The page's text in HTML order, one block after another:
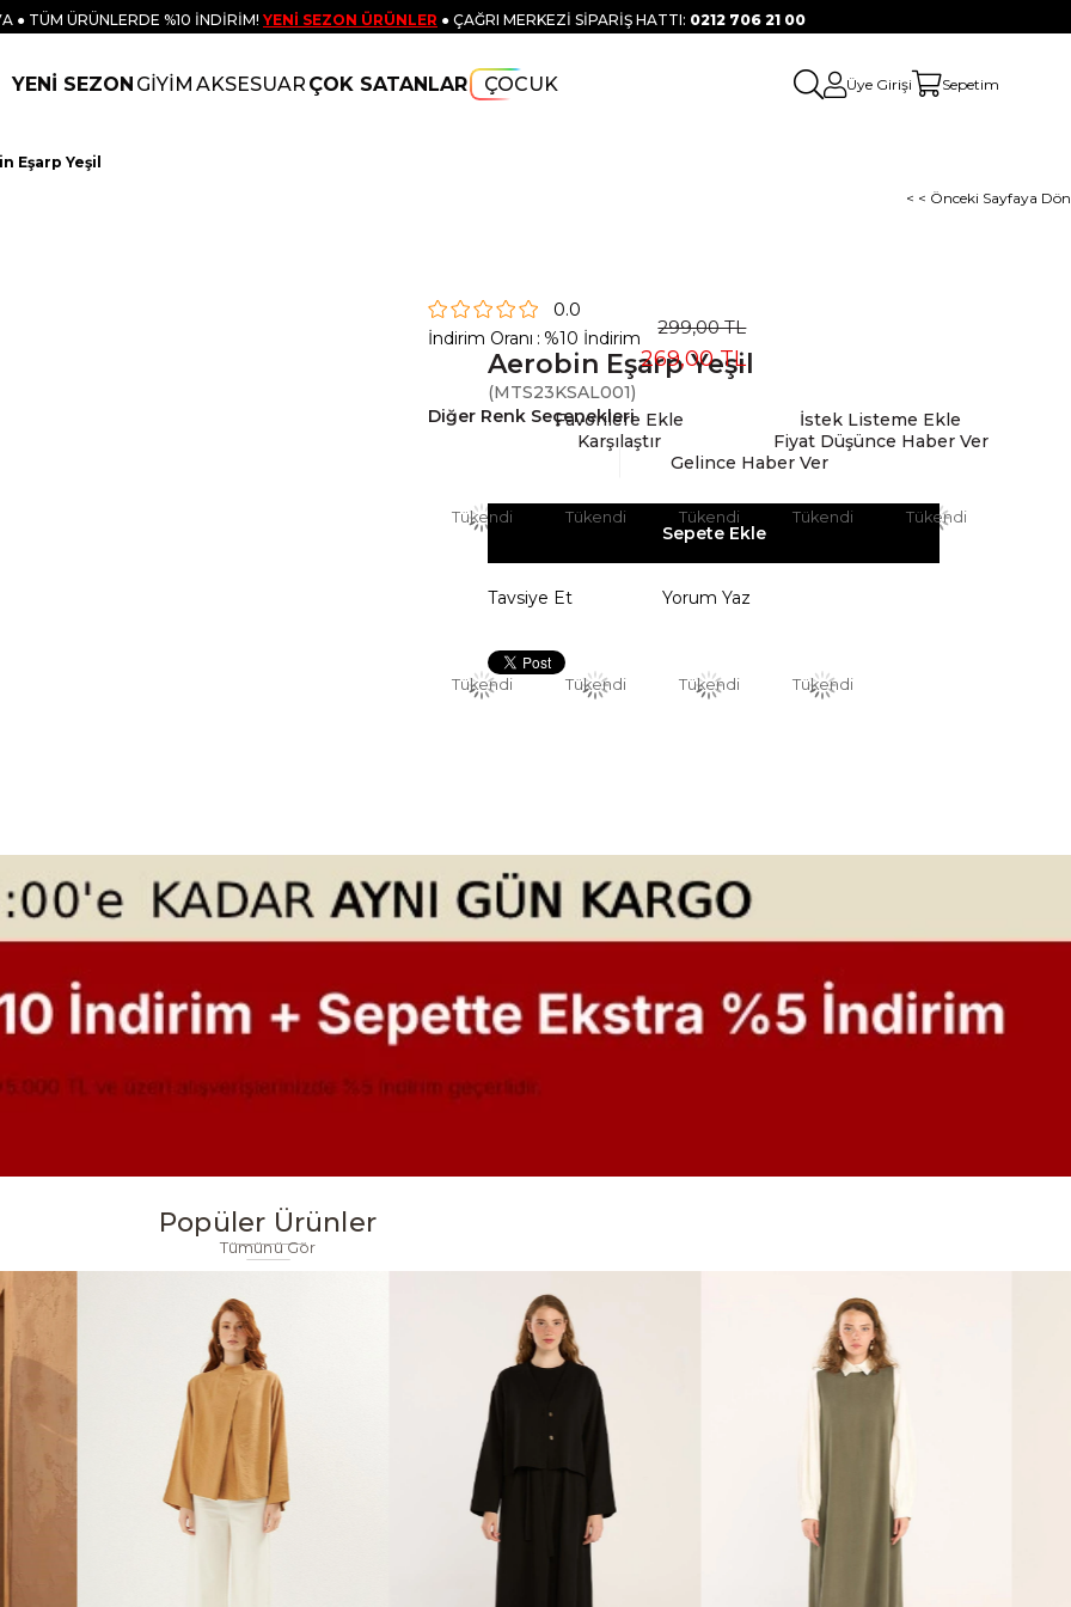
● TÜM ÜRÜNLERDE %10 İNDİRİM! YENİ SEZON ÜRÜNLER ● ÇAĞRI MERKEZİ SİPARİŞ HATTI: 0212 706 21 00
YENİ SEZON GİYİM AKSESUAR ÇOK SATANLAR ÇOCUK Üye Girişi Sepetim
Eşarp Yeşil
< < Önceki Sayfaya Dön
Aerobin Eşarp Yeşil
(MTS23KSAL001)
0.0
İndirim Oranı : %10 İndirim 299,00 TL
269,00 TL
Diğer Renk Seçenekleri
Tükendi Tükendi Tükendi Tükendi Tükendi
Tükendi Tükendi Tükendi Tükendi
Favorilere Ekle
İstek Listeme Ekle
Karşılaştır
Fiyat Düşünce Haber Ver
Gelince Haber Ver
Tavsiye Et Yorum Yaz
Popüler Ürünler
Tümünü Gör